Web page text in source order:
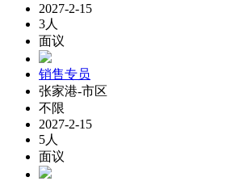
2027-2-15
3人
面议
销售专员
张家港-市区
不限
2027-2-15
5人
面议